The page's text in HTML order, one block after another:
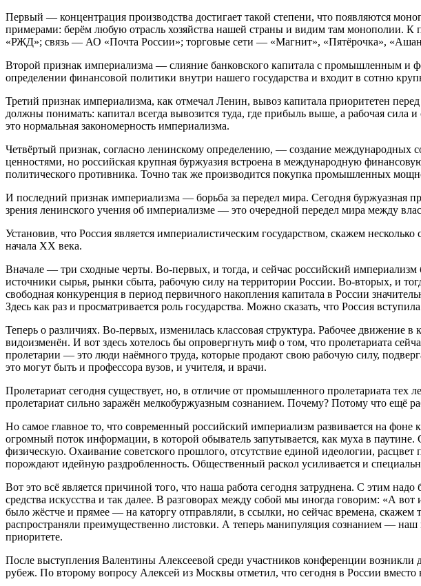
Первый — концентрация производства достигает такой степени, что появляются
примерами: берём любую отрасль хозяйства нашей страны и видим там
«РЖД»; связь — АО «Почта России»; торговые сети — «Магнит», «Пятёрочка»,
Второй признак империализма — слияние банковского капитала с промышленным и
определении финансовой политики внутри нашего государства и входит в сотню
Третий признак империализма, как отмечал Ленин, вывоз капитала приоритетен
должны понимать: капитал всегда вывозится туда, где прибыль выше, а рабочая
это нормальная закономерность империализма.
Четвёртый признак, согласно ленинскому определению, — создание международных
ценностями, но российская крупная буржуазия встроена в международную
политического противника. Точно так же производится покупка промышленных
И последний признак империализма — борьба за передел мира. Сегодня буржуазная
зрения ленинского учения об империализме — это очередной передел мира между
Установив, что Россия является империалистическим государством, скажем
начала ХХ века.
Вначале — три сходные черты. Во-первых, и тогда, и сейчас российский
источники сырья, рынки сбыта, рабочую силу на территории России. Во-вторых, и
свободная конкуренция в период первичного накопления капитала в России
Здесь как раз и просматривается роль государства. Можно сказать, что Россия
Теперь о различиях. Во-первых, изменилась классовая структура. Рабочее
видоизменён. И вот здесь хотелось бы опровергнуть миф о том, что пролетариата
пролетарии — это люди наёмного труда, которые продают свою рабочую силу,
это могут быть и профессора вузов, и учителя, и врачи.
Пролетариат сегодня существует, но, в отличие от промышленного пролетариата
пролетариат сильно заражён мелкобуржуазным сознанием. Почему? Потому что
Но самое главное то, что современный российский империализм развивается на фоне
огромный поток информации, в которой обыватель запутывается, как муха в
физическую. Охаивание советского прошлого, отсутствие единой идеологии, расцвет
порождают идейную раздробленность. Общественный раскол усиливается и
Вот это всё является причиной того, что наша работа сегодня затруднена. С этим
средства искусства и так далее. В разговорах между собой мы иногда говорим: «А
было жёстче и прямее — на каторгу отправляли, в ссылки, но сейчас времена,
распространяли преимущественно листовки. А теперь манипуляция сознанием —
приоритете.
После выступления Валентины Алексеевой среди участников конференции
рубеж. По второму вопросу Алексей из Москвы отметил, что сегодня в России вместо